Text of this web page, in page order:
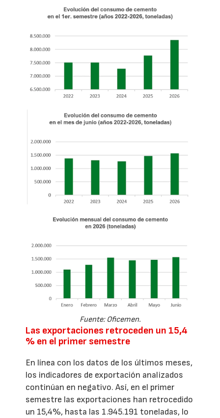
Fuente: Oficemen.
Las exportaciones retroceden un 15,4
% en el primer semestre
En línea con los datos de los últimos meses,
los indicadores de exportación analizados
continúan en negativo. Así, en el primer
semestre las exportaciones han retrocedido
un 15,4%, hasta las 1.945.191 toneladas, lo